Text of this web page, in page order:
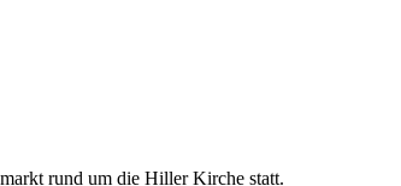
rund um die Hiller Kirche statt.